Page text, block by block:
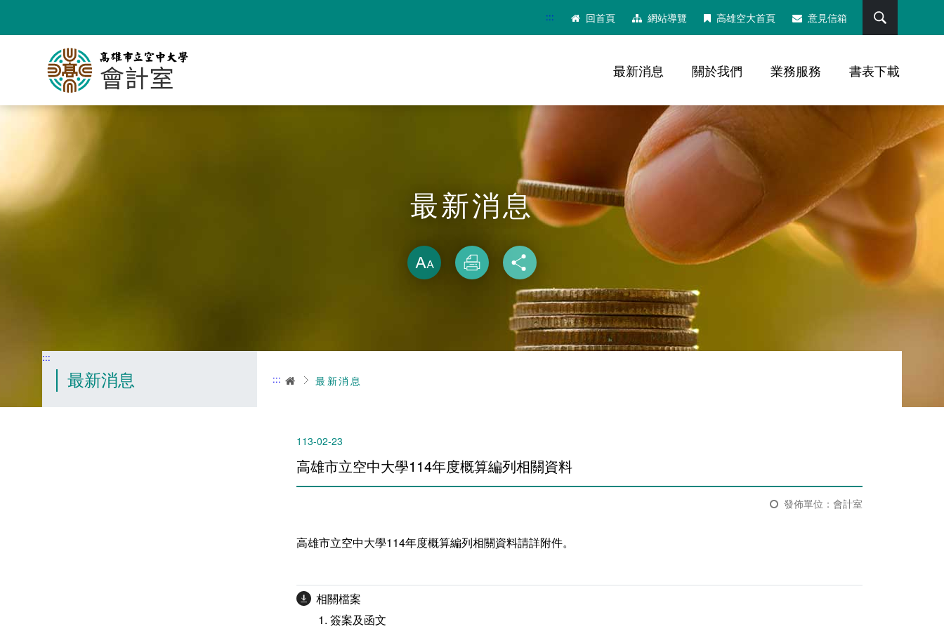
要
::: 回首頁 網站導覽 高雄空大首頁 意見信箱
最新消息 關於我們 業務服務 書表下載
最新消息
略過字型切換，社群分享工具列
放大
列印
:::
最新消息 ::: 首頁最新消息
113-02-23
高雄市立空中大學114年度概算編列相關資料
發佈單位：會計室
高雄市立空中大學114年度概算編列相關資料請詳附件。
相關檔案
簽案及函文